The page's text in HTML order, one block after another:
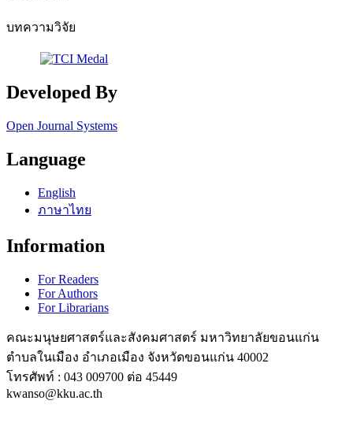
บทความวิจัย
Developed By
Open Journal Systems
Language
English
ภาษาไทย
Information
For Readers
For Authors
For Librarians
คณะมนุษยศาสตร์และสังคมศาสตร์ มหาวิทยาลัยขอนแก่น
ตำบลในเมือง อำเภอเมือง จังหวัดขอนแก่น 40002
โทรศัพท์ : 043 009700 ต่อ 45449
kwanso@kku.ac.th